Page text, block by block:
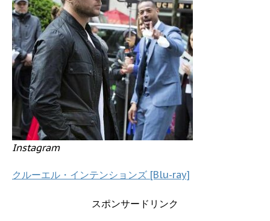
Instagram
クルーエル・インテンションズ [Blu-ray]
スポンサードリンク